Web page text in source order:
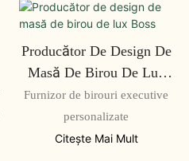
Producător De Design De
Masă De Birou De Lux
Boss
Furnizor de birouri executive
personalizate
Citeşte Mai Mult